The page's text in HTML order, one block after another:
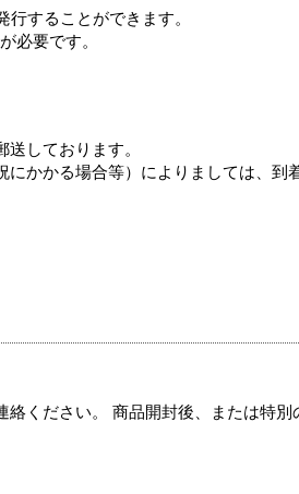
することができます。
必要です。
しております。
かかる場合等）によりましては、到
ください。 商品開封後、または特別